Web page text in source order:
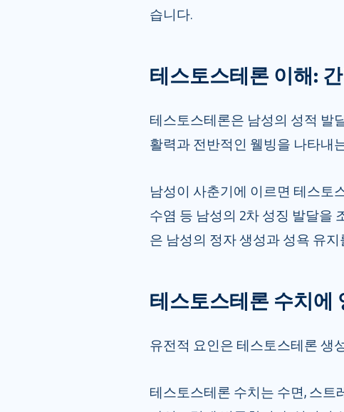
습니다.
테스토스테론 이해:
테스토스테론은 남성의 성적 발
활력과 전반적인 웰빙을 나타내
남성이 사춘기에 이르면 테스토
수염 등 남성의 2차 성징 발달을
은 남성의 정자 생성과 성욕 유지
테스토스테론 수치에
유전적 요인은 테스토스테론 생
테스토스테론 수치는 수면, 스트